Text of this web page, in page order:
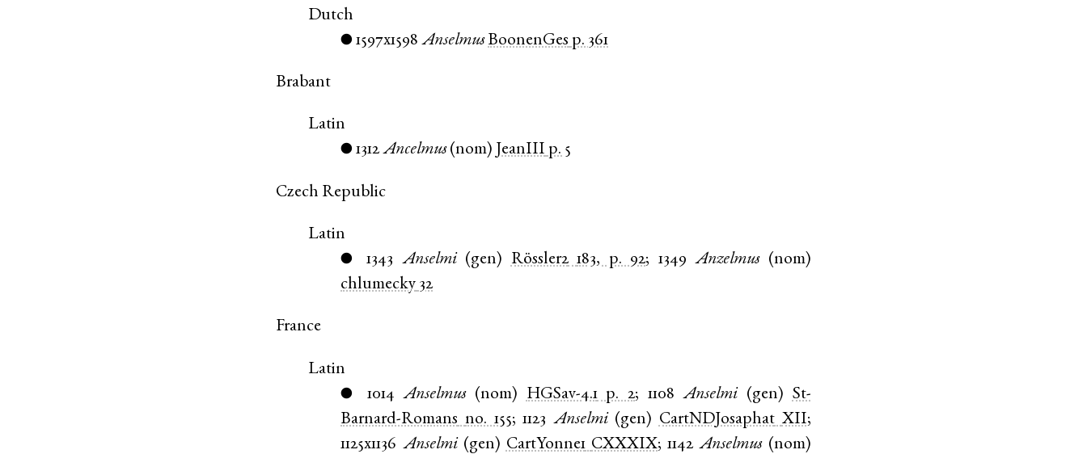
Dutch
● 1597x1598 AnselmusBoonenGes p. 361
Brabant
Latin
● 1312Ancelmus(nom) JeanIII p. 5
Czech Republic
Latin
● 1343 Anselmi(gen) Rössler2 183, p. 92; 1349 Anzelmus(nom)
chlumecky 32
France
Latin
● 1014 Anselmus(nom) HGSav-4.1 p. 2; 1108 Anselmi(gen) St-
Barnard-Romans no. 155;1123 Anselmi(gen) CartNDJosaphat XII;
1125x1136 Anselmi(gen) CartYonne1 CXXXIX;1142 Anselmus(nom)